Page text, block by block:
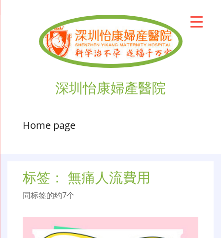
深圳怡康婦產醫院
Home page
标签： 無痛人流費用
同标签的约7个